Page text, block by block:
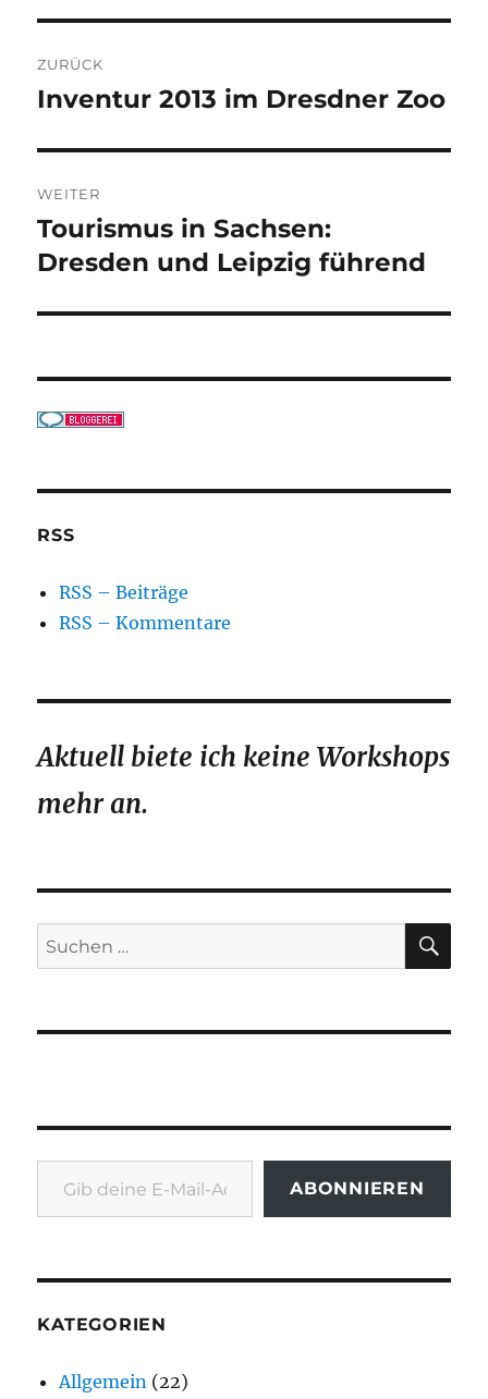
ZURÜCK
Vorheriger
Inventur 2013 im Dresdner Zoo
WEITER
Nächster
Beitrag:
Tourismus in Sachsen:
Dresden und Leipzig führend
RSS
RSS – Beiträge
RSS – Kommentare
Aktuell biete ich keine Workshops
mehr an.
Suchen
nach:
Gib deine E-Mail-Adresse ein ...
ABONNIEREN
KATEGORIEN
Allgemein (22)